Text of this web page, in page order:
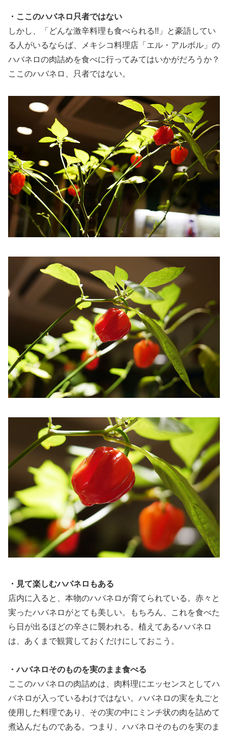
・ここのハバネロ只者ではない
しかし、「どんな激辛料理も食べられる!!」と豪語してい
る人がいるならば、メキシコ料理店「エル・アルボル」の
ハバネロの肉詰めを食べに行ってみてはいかがだろうか？
ここのハバネロ、只者ではない。
・見て楽しむハバネロもある
店内に入ると、本物のハバネロが育てられている。赤々と
実ったハバネロがとても美しい。もちろん、これを食べた
ら日が出るほどの辛さに襲われる。植えてあるハバネロ
は、あくまで観賞しておくだけにしておこう。
・ハバネロそのものを実のまま食べる
ここのハバネロの肉詰めは、肉料理にエッセンスとしてハ
バネロが入っているわけではない。ハバネロの実を丸ごと
使用した料理であり、その実の中にミンチ状の肉を詰めて
煮込んだものである。つまり、ハバネロそのものを実のま